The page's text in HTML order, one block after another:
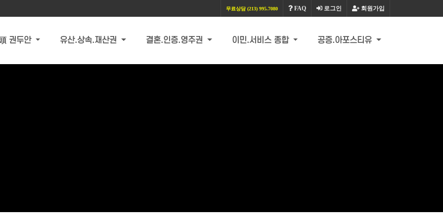
회원가입
로그인
FAQ
무료상담 (213) 995.7080
권두안 유산.상속.재산권 결혼.인증.영주권 이민.서비스 종합 공증.아포스티유